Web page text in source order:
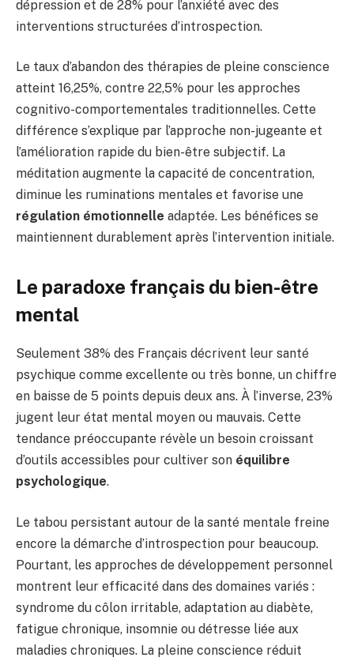
dépression et de 28% pour l’anxiété avec des
interventions structurées d’introspection.
Le taux d’abandon des thérapies de pleine conscience
atteint 16,25%, contre 22,5% pour les approches
cognitivo-comportementales traditionnelles. Cette
différence s’explique par l’approche non-jugeante et
l’amélioration rapide du bien-être subjectif. La
méditation augmente la capacité de concentration,
diminue les ruminations mentales et favorise une
régulation émotionnelle adaptée. Les bénéfices se
maintiennent durablement après l’intervention initiale.
Le paradoxe français du bien-être
mental
Seulement 38% des Français décrivent leur santé
psychique comme excellente ou très bonne, un chiffre
en baisse de 5 points depuis deux ans. À l’inverse, 23%
jugent leur état mental moyen ou mauvais. Cette
tendance préoccupante révèle un besoin croissant
d’outils accessibles pour cultiver son équilibre
psychologique.
Le tabou persistant autour de la santé mentale freine
encore la démarche d’introspection pour beaucoup.
Pourtant, les approches de développement personnel
montrent leur efficacité dans des domaines variés :
syndrome du côlon irritable, adaptation au diabète,
fatigue chronique, insomnie ou détresse liée aux
maladies chroniques. La pleine conscience réduit